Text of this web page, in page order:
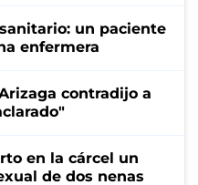
un paciente
enfermera
contradijo a
en la cárcel un
de dos nenas